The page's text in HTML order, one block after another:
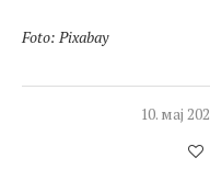
Foto: Pixabay
10. мај